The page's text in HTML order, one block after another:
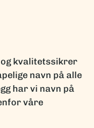
kvalitetssikrer
navn på alle
har vi navn på
våre